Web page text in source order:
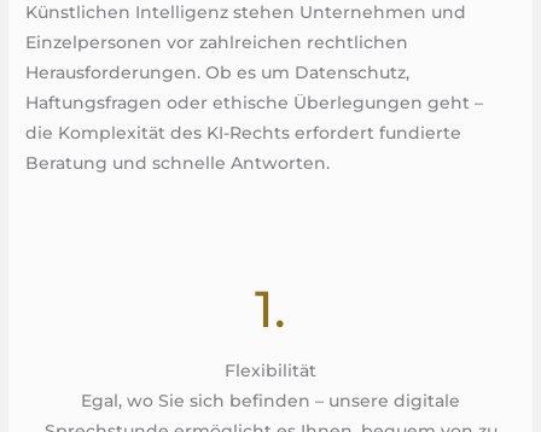
Künstlichen Intelligenz stehen Unternehmen und
Einzelpersonen vor zahlreichen rechtlichen
Herausforderungen. Ob es um Datenschutz,
Haftungsfragen oder ethische Überlegungen geht –
die Komplexität des KI-Rechts erfordert fundierte
Beratung und schnelle Antworten.
1.
Flexibilität
Egal, wo Sie sich befinden – unsere digitale